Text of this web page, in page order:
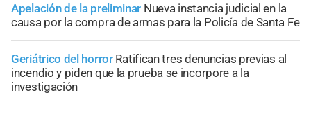
Apelación de la preliminar Nueva instancia judicial en la
causa por la compra de armas para la Policía de Santa Fe
Geriátrico del horror Ratifican tres denuncias previas al
incendio y piden que la prueba se incorpore a la
investigación